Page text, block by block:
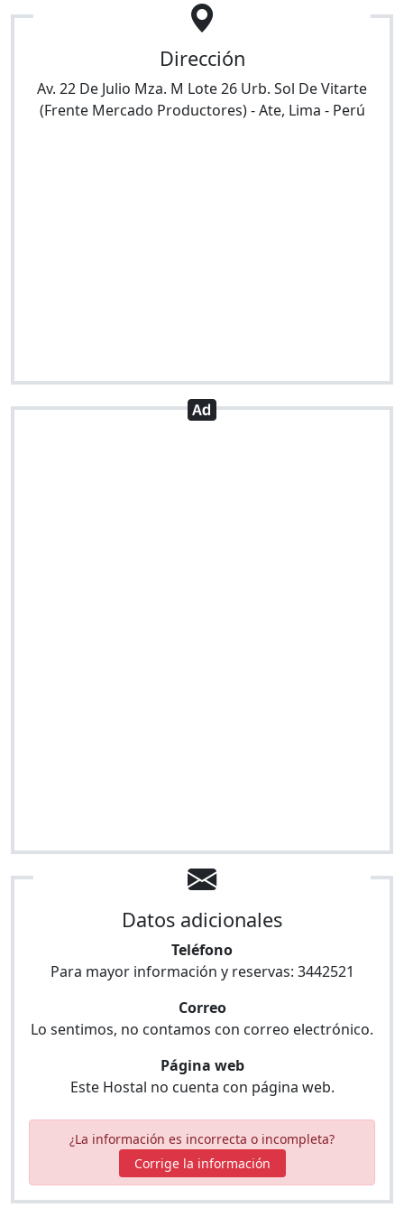
Dirección
Av. 22 De Julio Mza. M Lote 26 Urb. Sol De Vitarte
(Frente Mercado Productores)-Ate, Lima - Perú
Datos adicionales
Teléfono
Para mayor información y reservas: 3442521
Correo
Lo sentimos, no contamos con correo electrónico.
Página web
Este Hostal no cuenta con página web.
¿La información es incorrecta o incompleta?
Corrige la información